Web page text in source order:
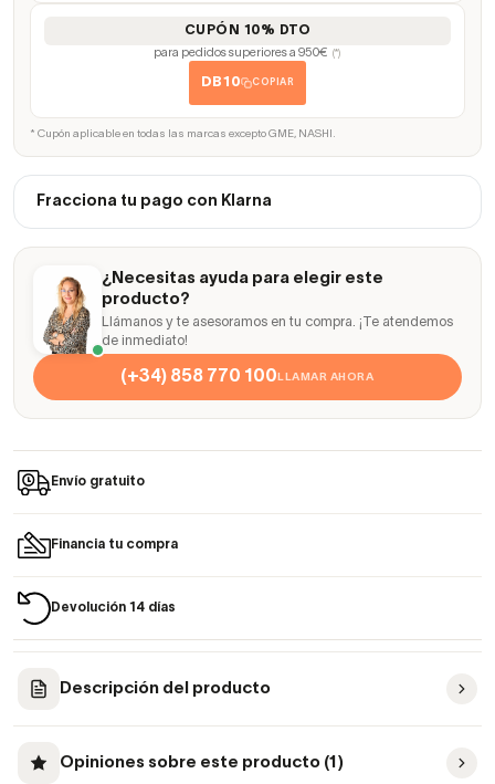
CUPÓN 10% DTO
para pedidos superiores a 950€ (*)
DB10 COPIAR
* Cupón aplicable en todas las marcas excepto GME, NASHI.
Fracciona tu pago con Klarna
¿Necesitas ayuda para elegir este
producto?
Llámanos y te asesoramos en tu compra. ¡Te atendemos
de inmediato!
(+34) 858 770 100LLAMAR AHORA
Envío gratuito
Financia tu compra
Devolución 14 días
Descripción del producto
Opiniones sobre este producto (1)